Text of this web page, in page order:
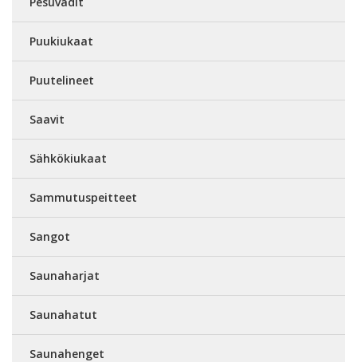
Puukiukaat
Puutelineet
Saavit
Sähkökiukaat
Sammutuspeitteet
Sangot
Saunaharjat
Saunahatut
Saunahenget